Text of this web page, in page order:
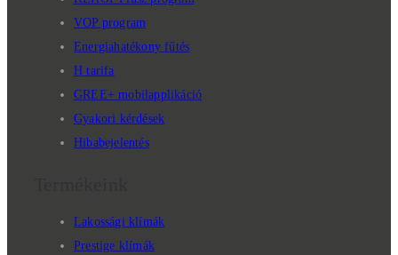
VOP program
Energiahatékony fűtés
H tarifa
GREE+ mobilapplikáció
Gyakori kérdések
Hibabejelentés
Lakossági klímák
Prestige klímák